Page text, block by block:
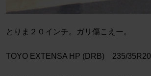
とりま２０インチ。ガリ傷こえー。
TOYO EXTENSA HP (DRB) 235/35R20